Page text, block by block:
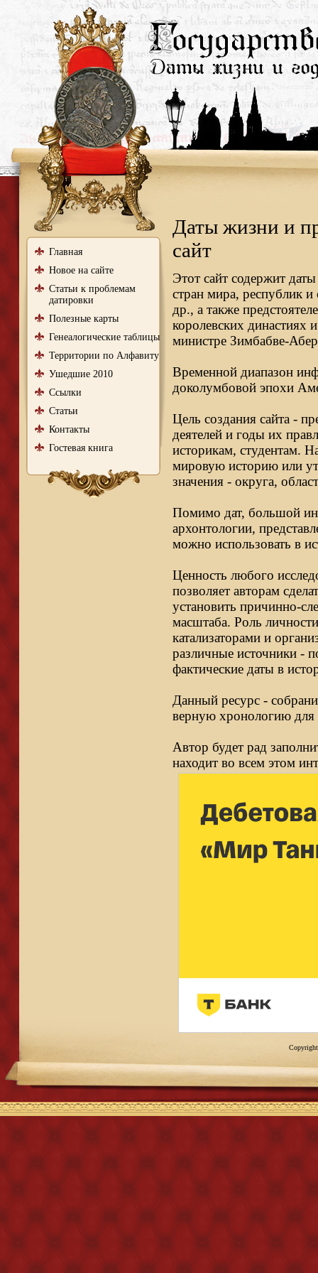
Главная
Новое на сайте
Статьи к проблемам
датировки
Полезные карты
Генеалогические таблицы
Территории по Алфавиту
Ушедшие 2010
Ссылки
Статьи
Контакты
Гостевая книга
Даты жизни и
сайт
Этот сайт содержит
стран мира, республик и
др., а также
королевских династиях
министре Зимбабве-
Временной диапазон
доколумбовой эпохи
Цель создания сайта -
деятелей и годы их
историкам, студентам.
мировую историю или
значения - округа,
Помимо дат, большой
архонтологии,
можно использовать в
Ценность любого
позволяет авторам
установить причинно-
масштаба. Роль
катализаторами и
различные источники -
фактические даты в
Данный ресурс -
верную хронологию для
Автор будет рад
находит во всем этом
Copyright